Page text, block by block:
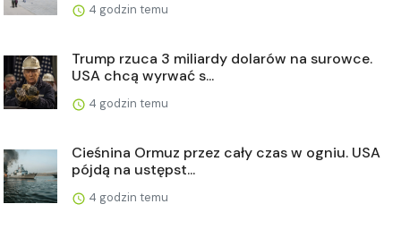
4 godzin temu
Trump rzuca 3 miliardy dolarów na surowce.
USA chcą wyrwać s...
4 godzin temu
Cieśnina Ormuz przez cały czas w ogniu. USA
pójdą na ustępst...
4 godzin temu